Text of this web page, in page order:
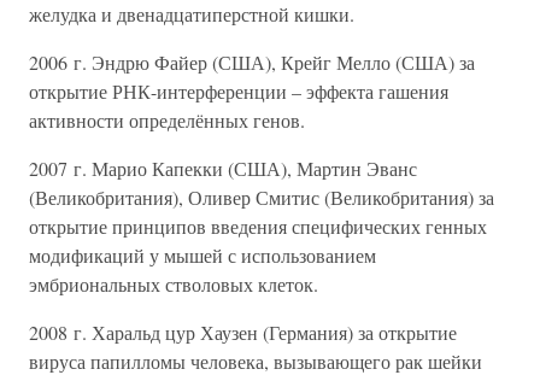
желудка и двенадцатиперстной кишки.
2006 г. Эндрю Файер (США), Крейг Мелло (США) за
открытие РНК-интерференции – эффекта гашения
активности определённых генов.
2007 г. Марио Капекки (США), Мартин Эванс
(Великобритания), Оливер Смитис (Великобритания) за
открытие принципов введения специфических генных
модификаций у мышей с использованием
эмбриональных стволовых клеток.
2008 г. Харальд цур Хаузен (Германия) за открытие
вируса папилломы человека, вызывающего рак шейки